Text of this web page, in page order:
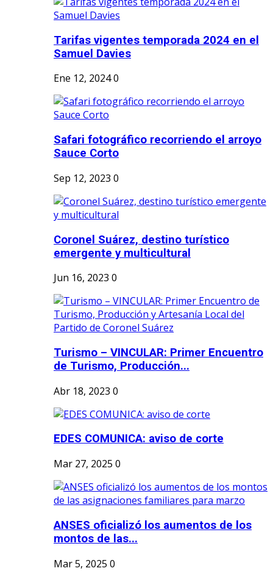
Tarifas vigentes temporada 2024 en el
Samuel Davies
Ene 12, 20240
Safari fotográfico recorriendo el arroyo
Sauce Corto
Sep 12, 2023 0
Coronel Suárez, destino turístico
emergente y multicultural
Jun 16, 2023 0
Turismo – VINCULAR: Primer Encuentro
de Turismo, Producción...
Abr 18, 2023 0
EDES COMUNICA: aviso de corte
Mar 27, 2025 0
ANSES oficializó los aumentos de los
montos de las...
Mar 5, 2025 0